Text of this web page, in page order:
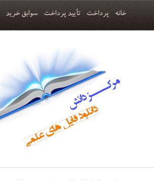
خانه پرداخت تأیید پرداخت سوابق خرید